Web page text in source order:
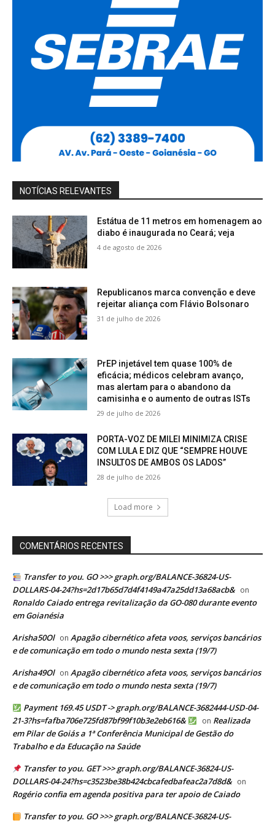
NOTÍCIAS RELEVANTES
Estátua de 11 metros em homenagem ao
diabo é inaugurada no Ceará; veja
4 de agosto de 2026
Republicanos marca convenção e deve
rejeitar aliança com Flávio Bolsonaro
31 de julho de 2026
PrEP injetável tem quase 100% de
eficácia; médicos celebram avanço,
mas alertam para o abandono da
camisinha e o aumento de outras ISTs
29 de julho de 2026
PORTA-VOZ DE MILEI MINIMIZA CRISE
COM LULA E DIZ QUE “SEMPRE HOUVE
INSULTOS DE AMBOS OS LADOS”
28 de julho de 2026
Load more
COMENTÁRIOS RECENTES
Transfer to you. GO >>> graph.org/BALANCE-36824-US-
DOLLARS-04-24?hs=2d17b65d7d4f4149a47a25dd13a68acb& on
Ronaldo Caiado entrega revitalização da GO-080 durante evento
em Goianésia
Arisha50Ol on Apagão cibernético afeta voos, serviços bancários
e de comunicação em todo o mundo nesta sexta (19/7)
Arisha49Ol on Apagão cibernético afeta voos, serviços bancários
e de comunicação em todo o mundo nesta sexta (19/7)
Payment 169.45 USDT -> graph.org/BALANCE-3682444-USD-04-
21-3?hs=fafba706e725fd87bf99f10b3e2eb616&
on Realizada
em Pilar de Goiás a 1ª Conferência Municipal de Gestão do
Trabalho e da Educação na Saúde
Transfer to you. GET >>> graph.org/BALANCE-36824-US-
DOLLARS-04-24?hs=c3523be38b424cbcafedbafeac2a7d8d& on
Rogério confia em agenda positiva para ter apoio de Caiado
Transfer to you. GO >>> graph.org/BALANCE-36824-US-